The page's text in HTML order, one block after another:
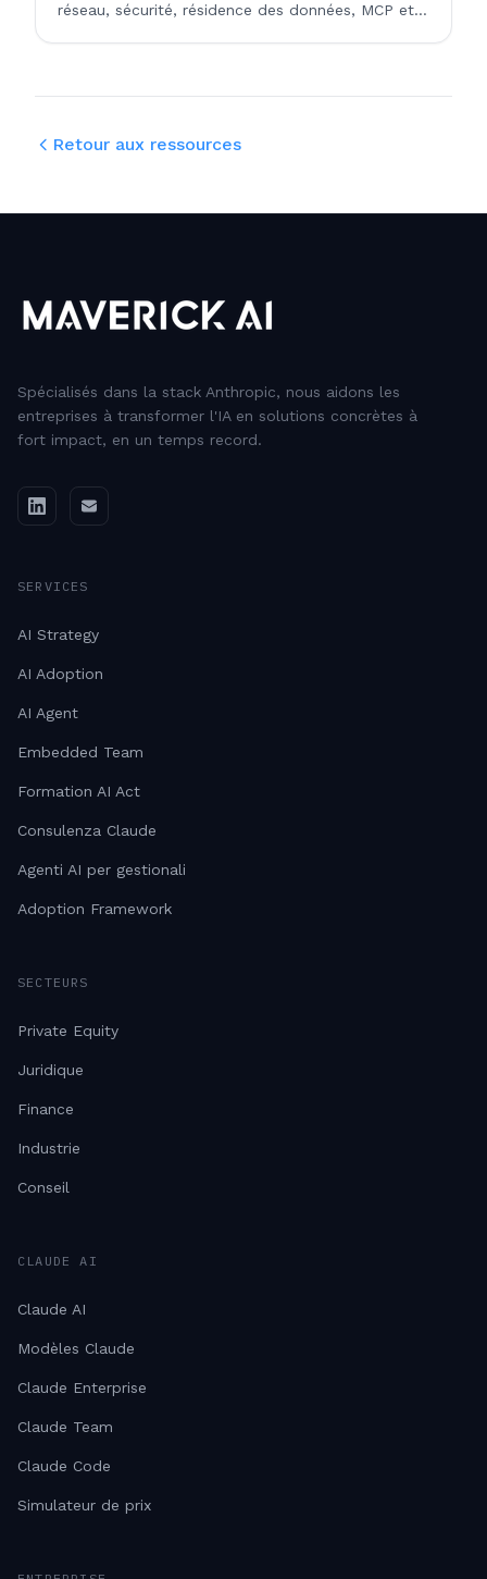
réseau, sécurité, résidence des données, MCP et
Retour aux ressources
Spécialisés dans la stack Anthropic, nous aidons les
entreprises à transformer l'IA en solutions concrètes à
fort impact, en un temps record.
SERVICES
AI Strategy
AI Adoption
AI Agent
Embedded Team
Formation AI Act
Consulenza Claude
Agenti AI per gestionali
Adoption Framework
SECTEURS
Private Equity
Juridique
Finance
Industrie
Conseil
CLAUDE AI
Claude AI
Modèles Claude
Claude Enterprise
Claude Team
Claude Code
Simulateur de prix